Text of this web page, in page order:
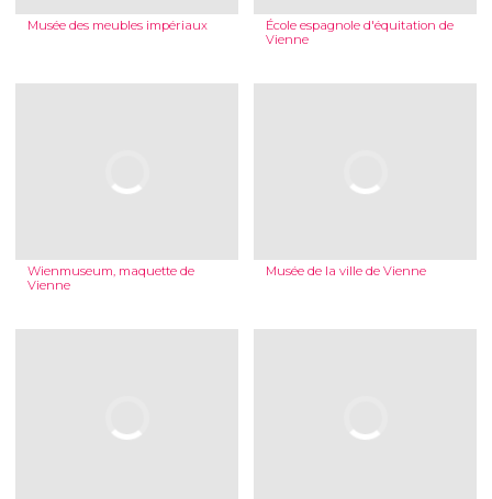
Musée des meubles impériaux
École espagnole d'équitation de
Vienne
Wienmuseum, maquette de
Vienne
Musée de la ville de Vienne